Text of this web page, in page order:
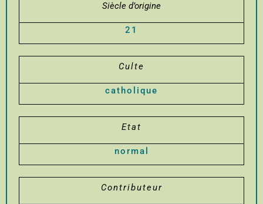
Siècle d’origine
21
Culte
catholique
Etat
normal
Contributeur